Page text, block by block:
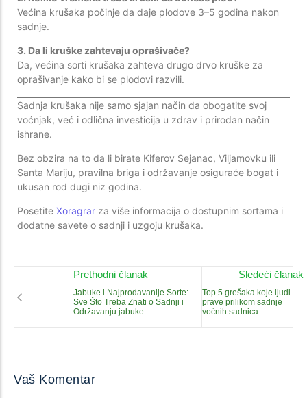
Većina krušaka počinje da daje plodove 3–5 godina nakon
sadnje.
3. Da li kruške zahtevaju oprašivače?
Da, većina sorti krušaka zahteva drugo drvo kruške za
oprašivanje kako bi se plodovi razvili.
Sadnja krušaka nije samo sjajan način da obogatite svoj
voćnjak, već i odlična investicija u zdrav i prirodan način
ishrane.
Bez obzira na to da li birate Kiferov Sejanac, Viljamovku ili
Santa Mariju, pravilna briga i održavanje osiguraće bogat i
ukusan rod dugi niz godina.
Posetite Xoragrar za više informacija o dostupnim sortama i
dodatne savete o sadnji i uzgoju krušaka.
Prethodni članak
Jabuke i Najprodavanije Sorte:
Sve Što Treba Znati o Sadnji i
Održavanju jabuke
Sledeći članak
Top 5 grešaka koje ljudi
prave prilikom sadnje
voćnih sadnica
Vaš Komentar